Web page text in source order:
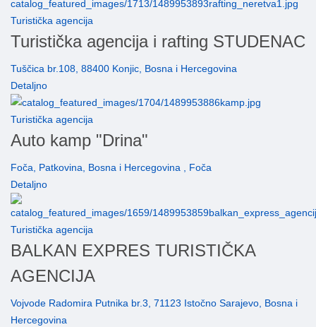
Turistička agencija
Turistička agencija i rafting STUDENAC
Tuščica br.108, 88400 Konjic, Bosna i Hercegovina
Detaljno
Turistička agencija
Auto kamp "Drina"
Foča, Patkovina, Bosna i Hercegovina , Foča
Detaljno
Turistička agencija
BALKAN EXPRES TURISTIČKA
AGENCIJA
Vojvode Radomira Putnika br.3, 71123 Istočno Sarajevo, Bosna i
Hercegovina